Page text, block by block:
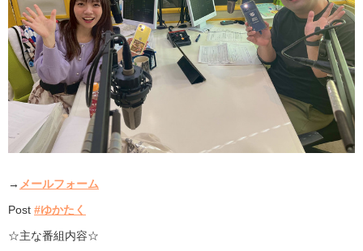
→ メールフォーム
Post #ゆかたく
☆主な番組内容☆